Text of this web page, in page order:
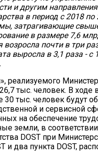
и другим
в период с 2018
затрагивающие
в размере 7,6
почти в три
выросла в 3,1 раза -
реализуемого
тыс. человек. В ходе
тыс. человек будут
и сервисной
на обеспечение
земли, в
DOST при
и два пункта DOST,